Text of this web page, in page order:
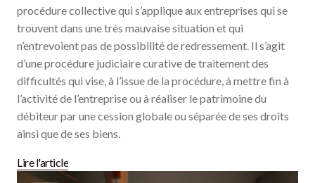
procédure collective qui s’applique aux entreprises qui se
trouvent dans une très mauvaise situation et qui
n’entrevoient pas de possibilité de redressement. Il s’agit
d’une procédure judiciaire curative de traitement des
difficultés qui vise, à l’issue de la procédure, à mettre fin à
l’activité de l’entreprise ou à réaliser le patrimoine du
débiteur par une cession globale ou séparée de ses droits
ainsi que de ses biens.
Lire l'article